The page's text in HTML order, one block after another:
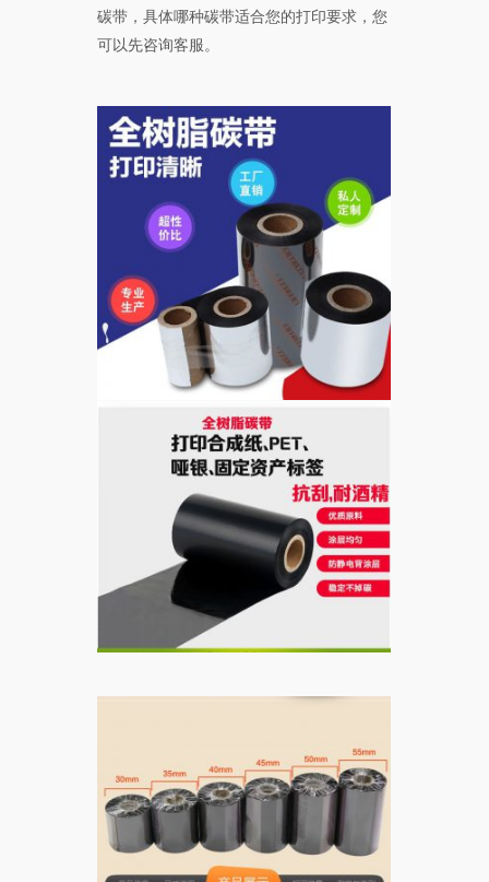
碳带，具体哪种碳带适合您的打印要求，您
可以先咨询客服。